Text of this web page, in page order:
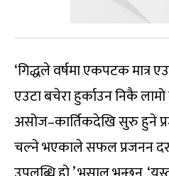
‘गिद्धले वर्षमा एकपटक मात्र
एउटा बचेरा हुर्काउन निकै
असोज–कार्तिकदेखि सुरु हुने
चल्ने भएकाले सफल प्रजनन